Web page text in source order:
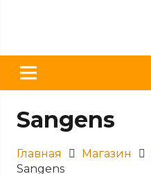
Sangens
Главная Магазин
Sangens